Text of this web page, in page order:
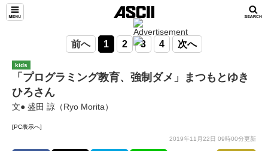
前へ 1 2 3 4 次へ
kids
「プログラミング教育、強制ダメ」まつもとゆき
ひろさん
文● 盛田 諒（Ryo Morita）
[PC表示へ]
2019年11月22日 09時00分更新